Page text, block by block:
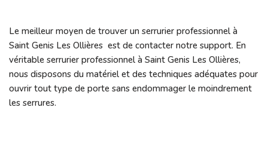
Le meilleur moyen de trouver un serrurier professionnel à
Saint Genis Les Ollières est de contacter notre support. En
véritable serrurier professionnel à Saint Genis Les Ollières,
nous disposons du matériel et des techniques adéquates pour
ouvrir tout type de porte sans endommager le moindrement
les serrures.